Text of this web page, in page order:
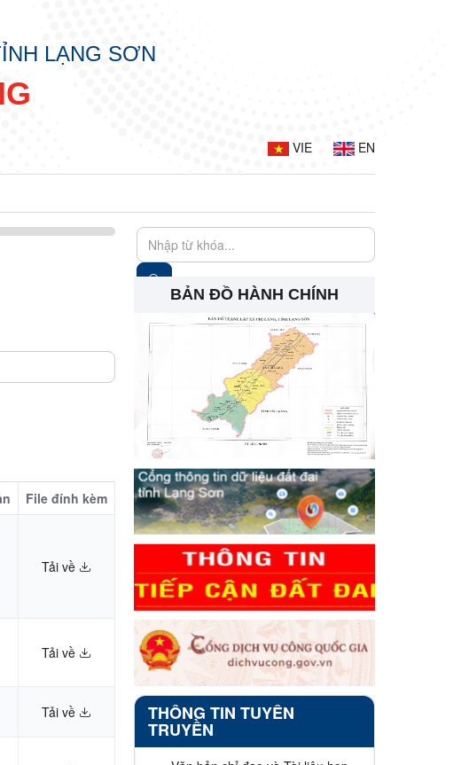
LẠNG SƠN
VIE EN
File đính kèm
Tải về
Tải về
Tải về
BẢN ĐỒ HÀNH CHÍNH
THÔNG TIN TUYÊN
TRUYỀN